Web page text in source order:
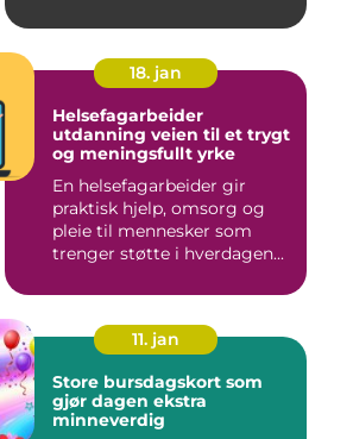
18. jan
Helsefagarbeider
utdanning veien til et trygt
og meningsfullt yrke
En helsefagarbeider gir
praktisk hjelp, omsorg og
pleie til mennesker som
trenger støtte i hverdagen...
11. jan
Store bursdagskort som
gjør dagen ekstra
minneverdig